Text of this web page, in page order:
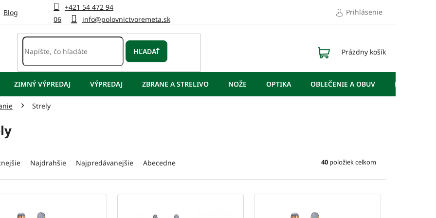
+421 54 472 94
06
info@polovnictvoremeta.sk
Blog Prihlásenie
HĽADAŤ
NÁKUPNÝ
Prázdny košík
ZIMNÝ VÝPREDAJ VÝPREDAJ ZBRANE A STRELIVO NOŽE OPTIKA OBLEČENIE A OBUV DOPLNKY
Strely
Najdrahšie Najpredávanejšie Abecedne 40 položiek celkom